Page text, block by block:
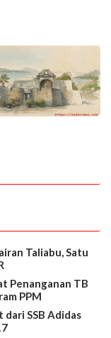
Taliabu, Satu
Penanganan TB
PPM
dari SSB Adidas